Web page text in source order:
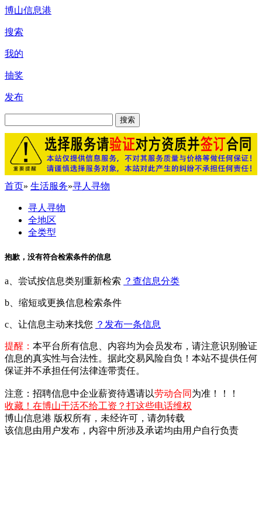
博山信息港
搜索
我的
抽奖
发布
搜索
首页» 生活服务»寻人寻物
寻人寻物
全地区
全类型
抱歉，没有符合检索条件的信息
a、尝试按信息类别重新检索 ？查信息分类
b、缩短或更换信息检索条件
c、让信息主动来找您 ？发布一条信息
提醒： 本平台所有信息、内容均为会员发布，请注意识别验证
信息的真实性与合法性。据此交易风险自负！本站不提供任何
保证并不承担任何法律连带责任。
注意：招聘信息中企业薪资待遇请以劳动合同 为准！！！
收藏！在博山干活不给工资？打这些电话维权
博山信息港 版权所有，未经许可，请勿转载
该信息由用户发布，内容中所涉及承诺均由用户自行负责